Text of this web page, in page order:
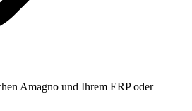
Amagno und Ihrem ERP oder